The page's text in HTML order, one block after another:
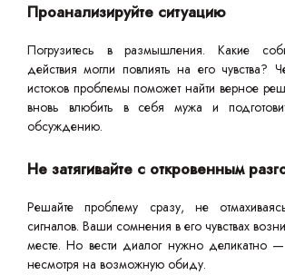
Проанализируйте ситуацию
Погрузитесь в размышления. Какие
действия могли повлиять на его чувства?
истоков проблемы поможет найти верное
вновь влюбить в себя мужа и
обсуждению.
Не затягивайте с откровенным
Решайте проблему сразу, не
сигналов. Ваши сомнения в его чувствах
месте. Но вести диалог нужно деликатно
несмотря на возможную обиду.